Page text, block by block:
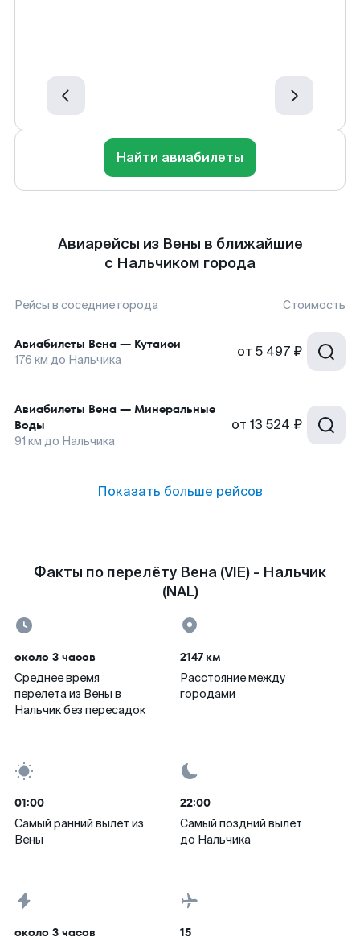
Найти авиабилеты
Авиарейсы из Вены в ближайшие
с Нальчиком города
Рейсы в соседние города Стоимость
Авиабилеты Вена — Кутаиси
176 км до Нальчика от 5 497 ₽
Авиабилеты Вена — Минеральные
Воды
91 км до Нальчика
от 13 524 ₽
Показать больше рейсов
Факты по перелёту Вена (VIE) - Нальчик
(NAL)
около 3 часов
Среднее время
перелета из Вены в
Нальчик без пересадок
2147 км
Расстояние между
городами
01:00
Самый ранний вылет из
Вены
22:00
Самый поздний вылет
до Нальчика
около 3 часов 15